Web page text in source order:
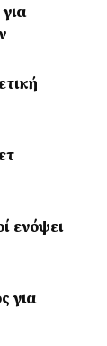
ενόψει
για